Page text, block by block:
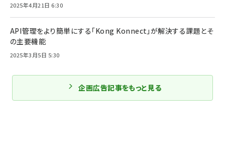
2025年4月21日 6:30
API管理をより簡単にする「Kong Konnect」が解決する課題とそ
の主要機能
2025年3月5日 5:30
企画広告記事をもっと見る